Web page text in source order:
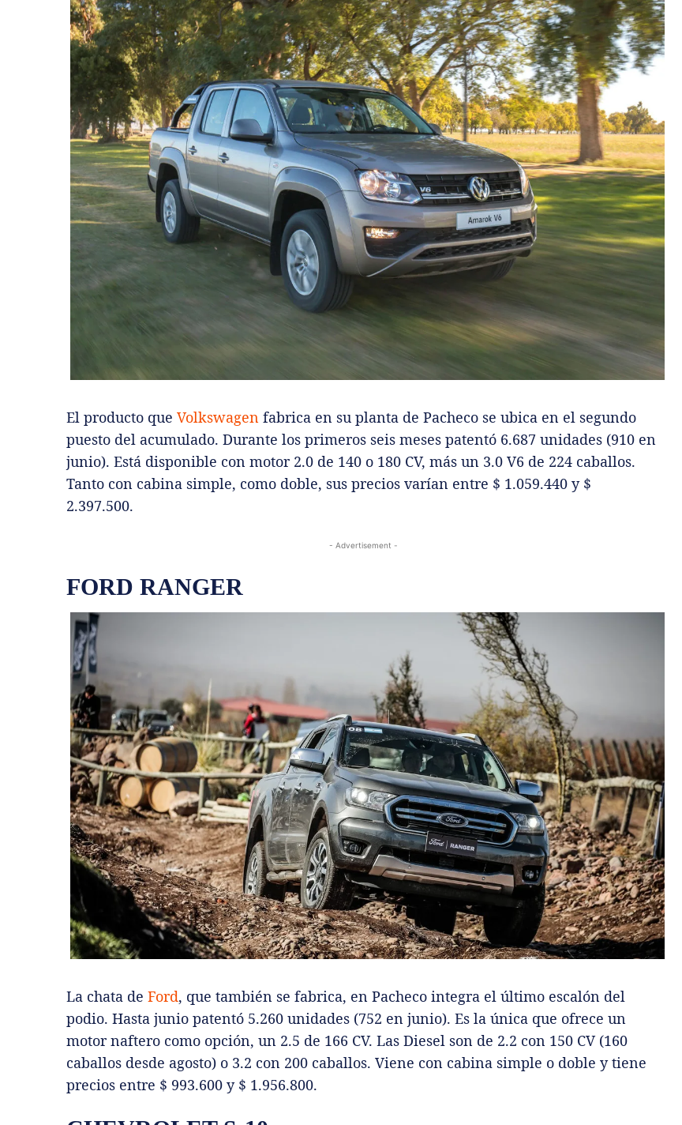
El producto que Volkswagen fabrica en su planta de Pacheco se ubica en el segundo
puesto del acumulado. Durante los primeros seis meses patentó 6.687 unidades (910 en
junio). Está disponible con motor 2.0 de 140 o 180 CV, más un 3.0 V6 de 224 caballos.
Tanto con cabina simple, como doble, sus precios varían entre $ 1.059.440 y $
2.397.500.
- Advertisement -
FORD RANGER
La chata de Ford, que también se fabrica, en Pacheco integra el último escalón del
podio. Hasta junio patentó 5.260 unidades (752 en junio). Es la única que ofrece un
motor naftero como opción, un 2.5 de 166 CV. Las Diesel son de 2.2 con 150 CV (160
caballos desde agosto) o 3.2 con 200 caballos. Viene con cabina simple o doble y tiene
precios entre $ 993.600 y $ 1.956.800.